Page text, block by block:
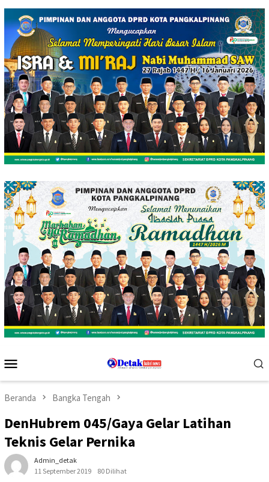
Loncat
konten
Mobile
Beranda Bangka Tengah
DenHubrem 045/Gaya Gelar Latihan
Teknis Gelar Pernika
Admin_detak
11 September 2019
80 Dilihat